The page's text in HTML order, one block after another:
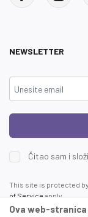
NEWSLETTER
Čitao sam i
This site is protected by
of Serviceapply.
Ova web-